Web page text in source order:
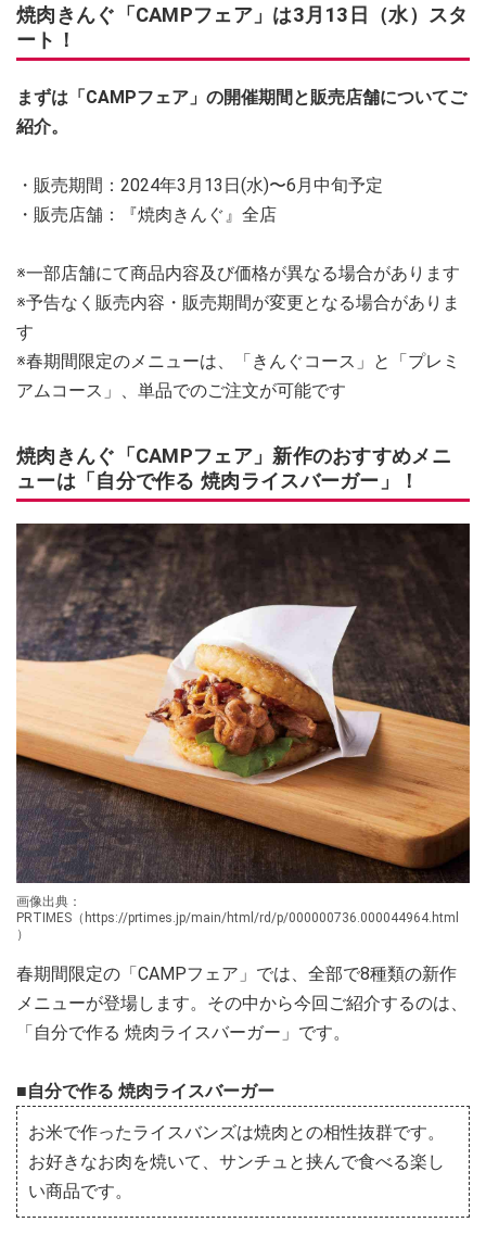
焼肉きんぐ「CAMPフェア」は3月13日（水）スタ
ート！
まずは「CAMPフェア」の開催期間と販売店舗についてご
紹介。
・販売期間：2024年3月13日(水)〜6月中旬予定
・販売店舗：『焼肉きんぐ』全店
※一部店舗にて商品内容及び価格が異なる場合があります
※予告なく販売内容・販売期間が変更となる場合がありま
す
※春期間限定のメニューは、「きんぐコース」と「プレミ
アムコース」、単品でのご注文が可能です
焼肉きんぐ「CAMPフェア」新作のおすすめメニ
ューは「自分で作る 焼肉ライスバーガー」！
画像出典：
PRTIMES（https://prtimes.jp/main/html/rd/p/000000736.000044964.html
）
春期間限定の「CAMPフェア」では、全部で8種類の新作
メニューが登場します。その中から今回ご紹介するのは、
「自分で作る 焼肉ライスバーガー」です。
■自分で作る 焼肉ライスバーガー
お米で作ったライスバンズは焼肉との相性抜群です。
お好きなお肉を焼いて、サンチュと挟んで食べる楽し
い商品です。